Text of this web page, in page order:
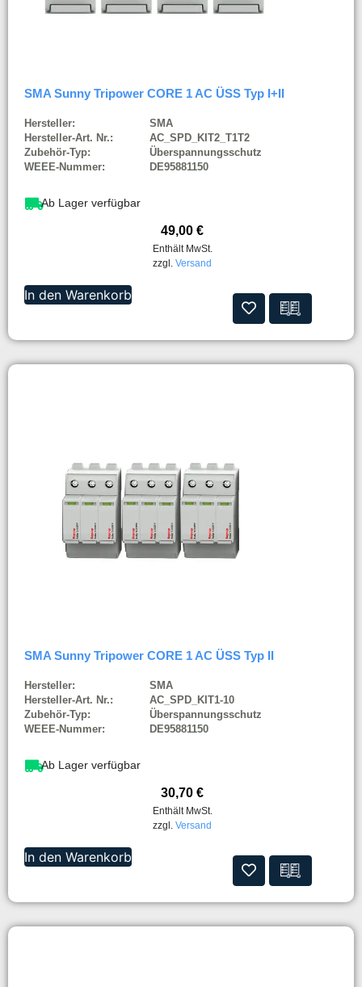
SMA Sunny Tripower CORE 1 AC ÜSS Typ I+II
Hersteller:
SMA
Hersteller-Art. Nr.:
AC_SPD_KIT2_T1T2
Zubehör-Typ:
Überspannungsschutz
WEEE-Nummer:
DE95881150
Ab Lager verfügbar
49,00 €
Enthält MwSt.
zzgl. Versand
In den Warenkorb
SMA Sunny Tripower CORE 1 AC ÜSS Typ II
Hersteller:
SMA
Hersteller-Art. Nr.:
AC_SPD_KIT1-10
Zubehör-Typ:
Überspannungsschutz
WEEE-Nummer:
DE95881150
Ab Lager verfügbar
30,70 €
Enthält MwSt.
zzgl. Versand
In den Warenkorb